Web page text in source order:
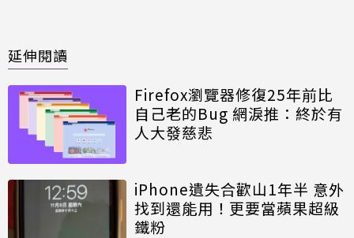
延伸閱讀
Firefox瀏覽器修復25年前比
自己老的Bug 網淚推：終於有
人大發慈悲
iPhone遺失合歡山1年半 意外
找到還能用！更要當蘋果超級
鐵粉